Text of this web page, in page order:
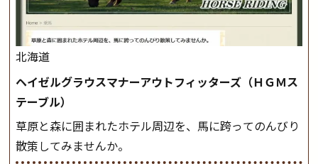
北海道
ヘイゼルグラウスマナーアウトフィッターズ（ＨＧＭス
テーブル）
草原と森に囲まれたホテル周辺を、馬に跨ってのんびり
散策してみませんか。